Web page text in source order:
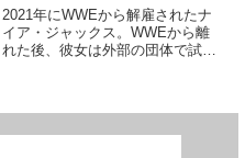
前までわからない。リング
での活動は何事にも変えら
れないが…」
2021年にWWEから解雇されたナ
イア・ジャックス。WWEから離
れた後、彼女は外部の団体で試合
欲を示してい...